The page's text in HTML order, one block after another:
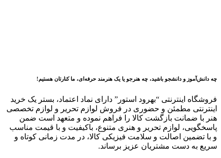
چه دانش‌آموز و دانشجو باشید، چه هنرجو یا یک هنرمند حرفه‌ای، ما کنارتان هستیم!
فروشگاه اینترنتی “بهرود استور” دارای نماد اعتماد، بستر یک خرید
اینترنتی مطمئن و حضوری در فروش لوازم تحریر و لوازم تخصصی
هنر با ضمانت بازگشت کالا را فراهم نموده و متعهد است ضمن
پاسخگویی، لوازم تحریر و هنری متنوع، باکیفیت و با قیمت مناسب
و با تضمین اصالت و سلامت فیزیکی کالا، در مدت زمانی کوتاه و
سریع به دست مشتریان عزیز برساند.